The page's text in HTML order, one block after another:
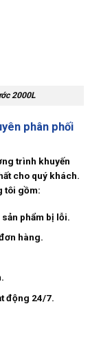
2000L
phân phối
trình khuyến
cho quý khách.
tôi gồm:
phẩm bị lỗi.
hàng.
động 24/7.